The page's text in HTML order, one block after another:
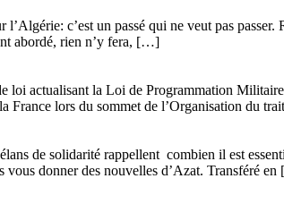
c’est un passé qui ne veut pas
abordé, rien n’y fera, […]
loi actualisant la Loi de Programmation
France lors du sommet de l’Organisation du
de solidarité rappellent combien il est
vous donner des nouvelles d’Azat. Transféré